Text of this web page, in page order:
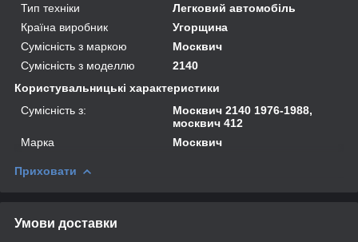
Тип техніки
Легковий автомобіль
Країна виробник
Угорщина
Сумісність з маркою
Москвич
Сумісність з моделлю
2140
Користувальницькі характеристики
Сумісність з:
Москвич 2140 1976-1988,
москвич 412
Марка
Москвич
Приховати
Умови доставки